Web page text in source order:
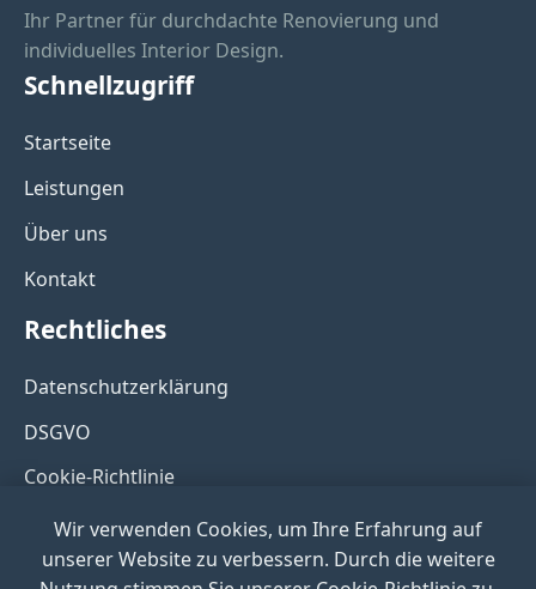
Ihr Partner für durchdachte Renovierung und
individuelles Interior Design.
Schnellzugriff
Startseite
Leistungen
Über uns
Kontakt
Rechtliches
Datenschutzerklärung
DSGVO
Cookie-Richtlinie
Nutzungsbedingungen
Wir verwenden Cookies, um Ihre Erfahrung auf
unserer Website zu verbessern. Durch die weitere